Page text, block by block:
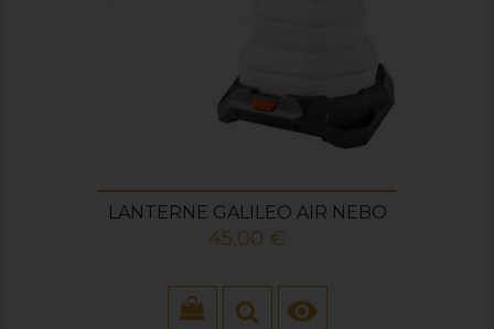
LANTERNE GALILEO AIR NEBO
Prix
45,00 €
